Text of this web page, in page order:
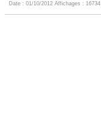
Date : 01/10/2012 Affichages : 16734